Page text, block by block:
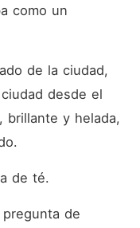
como un
de la ciudad,
desde el
brillante y helada,
de té.
de